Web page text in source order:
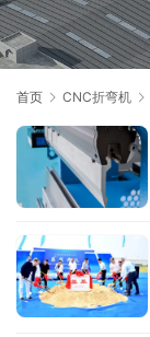
首页 CNC折弯机